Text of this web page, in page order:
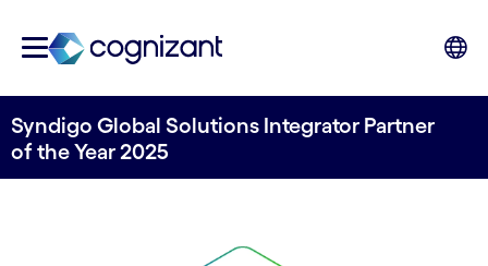
Syndigo Global Solutions Integrator Partner
of the Year 2025